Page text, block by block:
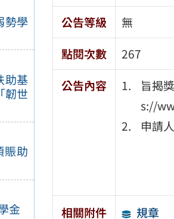
勢學
助基
韌世
賑助
金
公告等級
無
點閱次數
267
公告內容
旨揭
s://
申請
相關附件 規章